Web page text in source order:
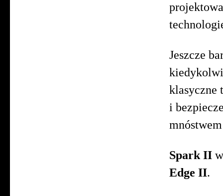
Jeszcze
klasyczne
i
Spark II
Edge II.